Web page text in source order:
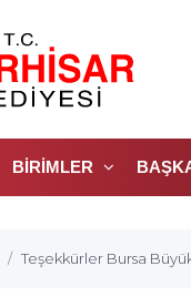
BİRİMLER
Teşekkürler Bursa